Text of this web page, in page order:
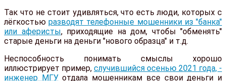
Так что не стоит удивляться, что есть люди, которых с
лёгкостьюразводят телефонные мошенники из "банка"
или аферисты, приходящие на дом, чтобы "обменять"
старые деньги на деньги "нового образца" и т.д.
Неспособность понимать смыслы хорошо
иллюстрирует пример, случившийся осенью 2021 года, -
инженер МГУотдала мошенникам все свои деньги и